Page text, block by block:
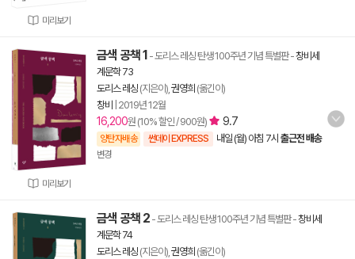
미리보기
미리보기
금색 공책 1 - 도리스 레싱 탄생 100주년 기념 특별판-창비세
계문학 73
도리스 레싱 (지은이), 권영희 (옮긴이)
창비
2019년 12월
16,200원 (10% 할인 / 900원) 9.7
양탄자배송 썬데이 EXPRESS 내일 (월) 아침 7시 출근전 배송
변경
금색 공책 2 - 도리스 레싱 탄생 100주년 기념 특별판-창비세
계문학 74
도리스 레싱 (지은이), 권영희 (옮긴이)